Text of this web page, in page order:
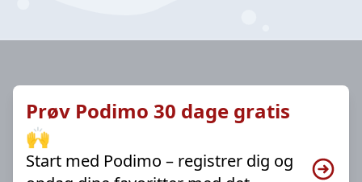
Prøv Podimo 30 dage gratis
🙌
Start med Podimo – registrer dig og